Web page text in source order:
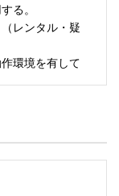
る。
レンタル・疑
環境を有して
ジニアリング